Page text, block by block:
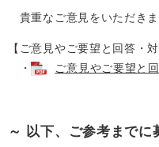
貴重なご意見をいただきま
【ご意見やご要望と回答・対
・
ご意見やご要望と
～ 以下、ご参考までに